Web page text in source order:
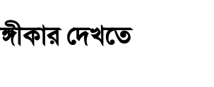
দেখতে